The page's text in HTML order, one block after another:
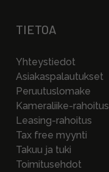
TIETOA
Yhteystiedot
Asiakaspalautukset
Peruutuslomake
Kameraliike-rahoitus
Leasing-rahoitus
Tax free myynti
Takuu ja tuki
Toimitusehdot